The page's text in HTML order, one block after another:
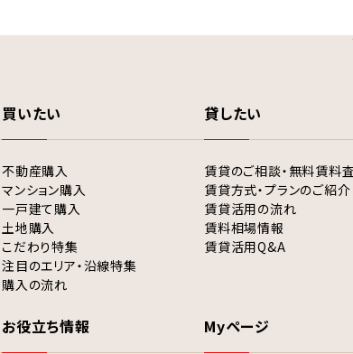
買いたい
不動産購入
マンション購入
一戸建て購入
土地購入
こだわり特集
注目のエリア・沿線特集
購入の流れ
貸したい
賃貸のご相談・無料賃料
賃貸方式・プランのご紹介
賃貸活用の流れ
賃料相場情報
賃貸活用Q&A
お役立ち情報 Myページ